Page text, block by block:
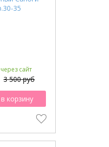
сайт
3 500 руб
корзину